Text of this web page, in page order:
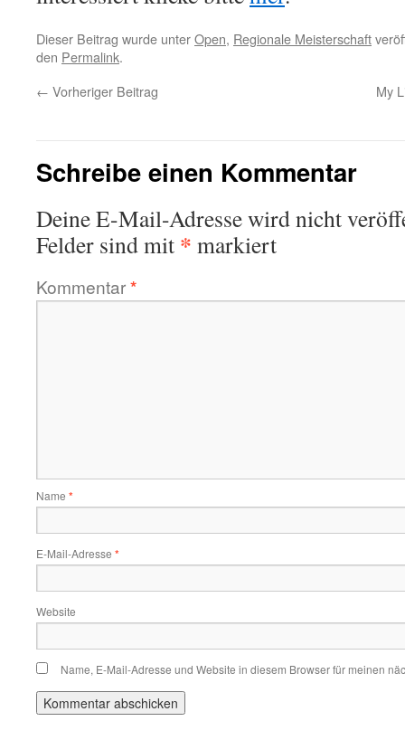
Dieser Beitrag wurde unterOpen, Regionale Meisterschaft
den Permalink.
← Vorheriger Beitrag My
Schreibe einen Kommentar
Deine E-Mail-Adresse wird nicht
Felder sind mit * markiert
Kommentar*
Name *
E-Mail-Adresse *
Website
Name, E-Mail-Adresse und Website in diesem Browser für meinen